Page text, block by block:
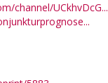
channel/UCkhvDcG...